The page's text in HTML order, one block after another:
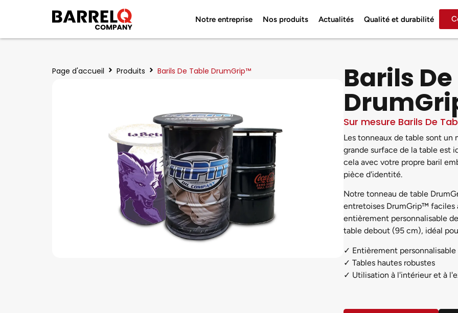
Notre entreprise Nos produits Actualités Qualité et durabilité
Page d'accueil Produits Barils De Table DrumGrip™ Barils
Sur mesure Barils De
Les tonneaux de table sont un
grande surface de la table est
cela avec votre propre baril
pièce d'identité.
Notre tonneau de table
entretoises DrumGrip™ faciles
entièrement personnalisable
table debout (95 cm), idéal
✓ Entièrement
✓ Tables hautes robustes
✓ Utilisation à l'intérieur et à